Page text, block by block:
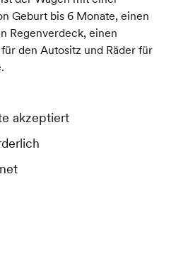
Geburt bis 6 Monate, einen
Regenverdeck, einen
den Autositz und Räder für
akzeptiert